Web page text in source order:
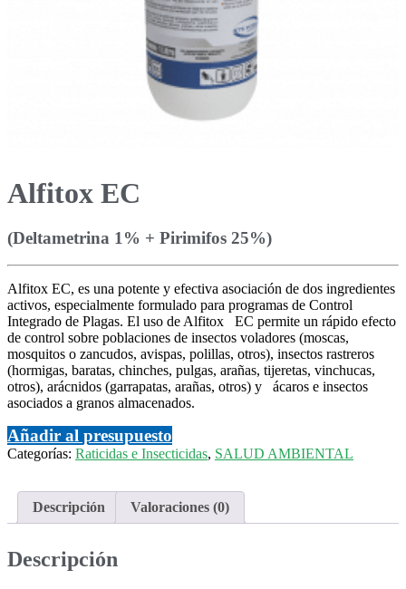
Alfitox EC
(Deltametrina 1% + Pirimifos 25%)
Alfitox EC, es una potente y efectiva asociación de dos ingredientes
activos, especialmente formulado para programas de Control
Integrado de Plagas. El uso de Alfitox EC permite un rápido efecto
de control sobre poblaciones de insectos voladores (moscas,
mosquitos o zancudos, avispas, polillas, otros), insectos rastreros
(hormigas, baratas, chinches, pulgas, arañas, tijeretas, vinchucas,
otros), arácnidos (garrapatas, arañas, otros) y ácaros e insectos
asociados a granos almacenados.
Añadir al presupuesto
Categorías: Raticidas e Insecticidas, SALUD AMBIENTAL
Descripción Valoraciones (0)
Descripción